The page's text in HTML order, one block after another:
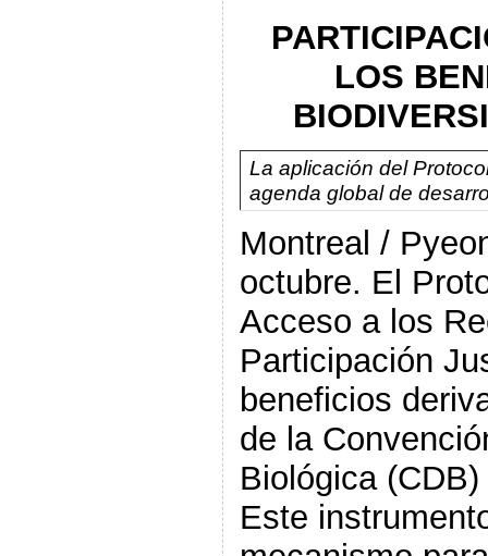
LOS
La aplicación del
agenda global de
Montreal /
octubre. El
Acceso a los
Participación
beneficios
de la
Biológica
Este